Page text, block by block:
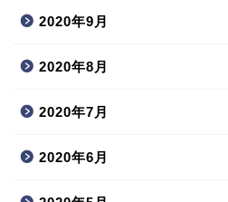
2020年9月
2020年8月
2020年7月
2020年6月